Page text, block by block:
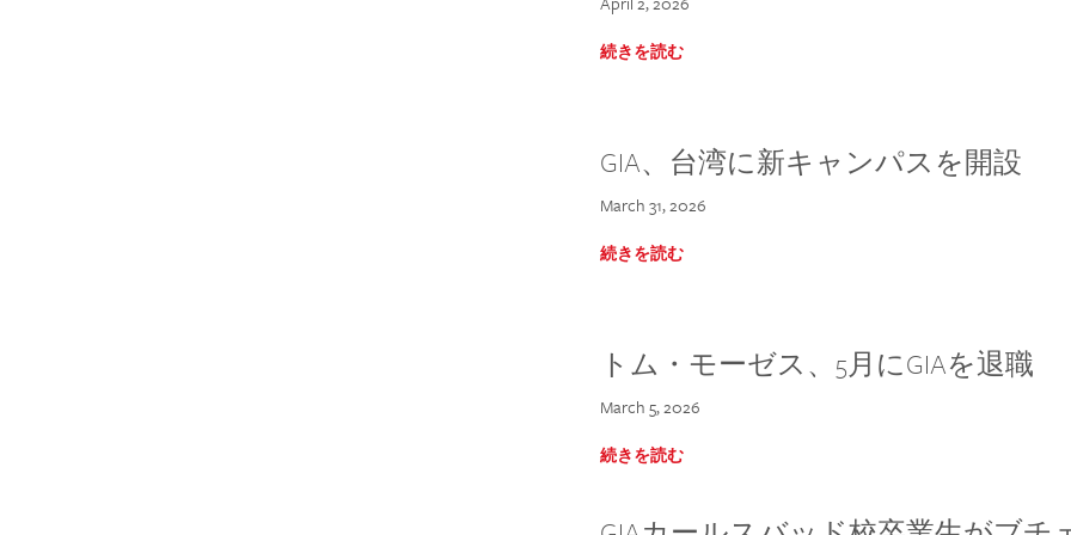
続きを読む
GIA、台湾に新キャンパスを開設
March 31, 2026
続きを読む
トム・モーゼス、5月にGIAを退職
March 5, 2026
続きを読む